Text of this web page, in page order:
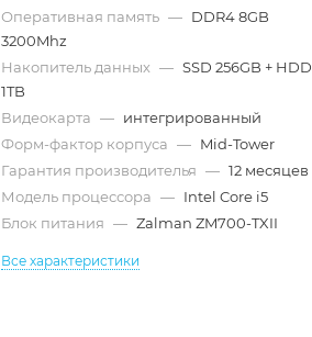
Оперативная память — DDR4 8GB
3200Mhz
Накопитель данных — SSD 256GB + HDD
1TB
Видеокарта — интегрированный
Форм-фактор корпуса — Mid-Tower
Гарантия производителья — 12 месяцев
Модель процессора — Intel Core i5
Блок питания — Zalman ZM700-TXII
Все характеристики